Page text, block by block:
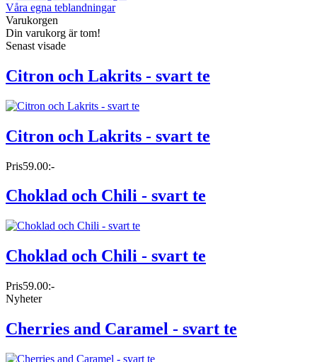
Våra egna teblandningar
Varukorgen
Din varukorg är tom!
Senast visade
Citron och Lakrits - svart te
Citron och Lakrits - svart te
Pris59.00:-
Choklad och Chili - svart te
Choklad och Chili - svart te
Pris59.00:-
Nyheter
Cherries and Caramel - svart te